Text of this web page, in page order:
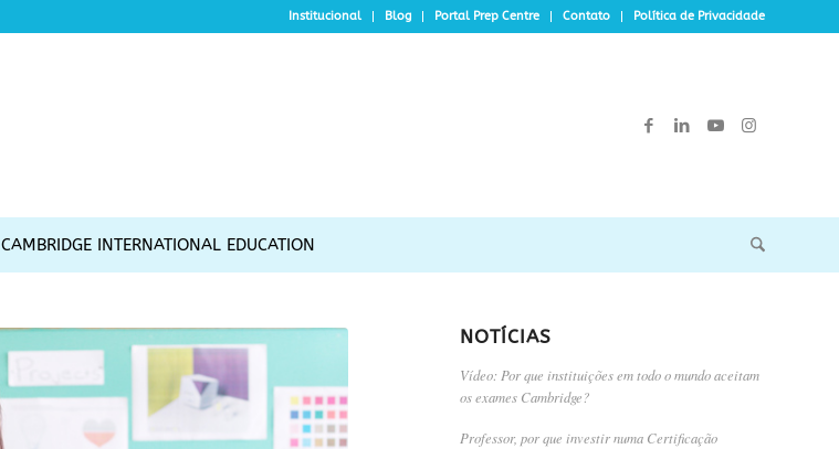
Institucional Blog Portal Prep Centre Contato Política de Privacidade
CAMBRIDGE INTERNATIONAL EDUCATION
NOTÍCIAS
Vídeo: Por que instituições em todo o mundo aceitam
os exames Cambridge?
Professor, por que investir numa Certificação